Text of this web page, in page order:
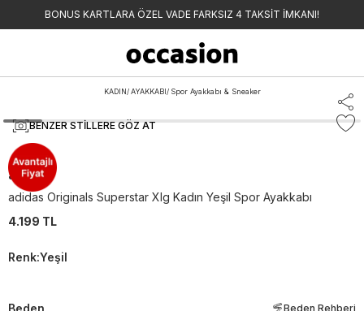
BONUS KARTLARA ÖZEL VADE FARKSIZ 4 TAKSİT İMKANI!
KADIN/ AYAKKABI/ Spor Ayakkabı & Sneaker
BENZER STILLERE GÖZ AT
adidas
adidas Originals Superstar Xlg Kadın Yeşil Spor Ayakkabı
4.199 TL
Renk:Yeşil
Beden Beden Rehberi